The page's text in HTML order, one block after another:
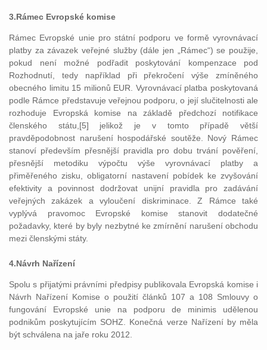
3.Rámec Evropské komise
Rámec Evropské unie pro státní podporu ve formě vyrovnávací
platby za závazek veřejné služby (dále jen „Rámec“) se použije,
pokud není možné podřadit poskytování kompenzace pod
Rozhodnutí, tedy například při překročení výše zmíněného
obecného limitu 15 milionů EUR. Vyrovnávací platba poskytovaná
podle Rámce představuje veřejnou podporu, o její slučitelnosti ale
rozhoduje Evropská komise na základě předchozí notifikace
členského státu,[5] jelikož je v tomto případě větší
pravděpodobnost narušení hospodářské soutěže. Nový Rámec
stanoví především přesnější pravidla pro dobu trvání pověření,
přesnější metodiku výpočtu výše vyrovnávací platby a
přiměřeného zisku, obligatorní nastavení pobídek ke zvyšování
efektivity a povinnost dodržovat unijní pravidla pro zadávání
veřejných zakázek a vyloučení diskriminace. Z Rámce také
vyplývá pravomoc Evropské komise stanovit dodatečné
požadavky, které by byly nezbytné ke zmírnění narušení obchodu
mezi členskými státy.
4.Návrh Nařízení
Spolu s přijatými právními předpisy publikovala Evropská komise i
Návrh Nařízení Komise o použití článků 107 a 108 Smlouvy o
fungování Evropské unie na podporu de minimis udělenou
podnikům poskytujícím SOHZ. Konečná verze Nařízení by měla
být schválena na jaře roku 2012.